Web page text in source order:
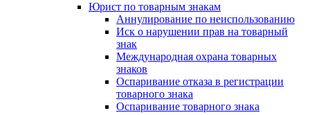
Юрист по товарным знакам
Аннулирование по неиспользованию
Иск о нарушении прав на товарный
знак
Международная охрана товарных
знаков
Оспаривание отказа в регистрации
товарного знака
Оспаривание товарного знака